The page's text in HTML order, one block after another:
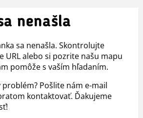
nenašla
sa nenašla. Skontrolujte
URL alebo si pozrite našu mapu
pomôže s vaším hľadaním.
problém? Pošlite nám e-mail
kontaktovať. Ďakujeme